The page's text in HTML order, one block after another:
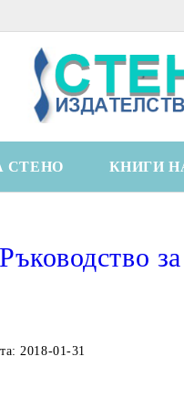
СТЕНО КНИГИ
Ръководство
2018-01-31